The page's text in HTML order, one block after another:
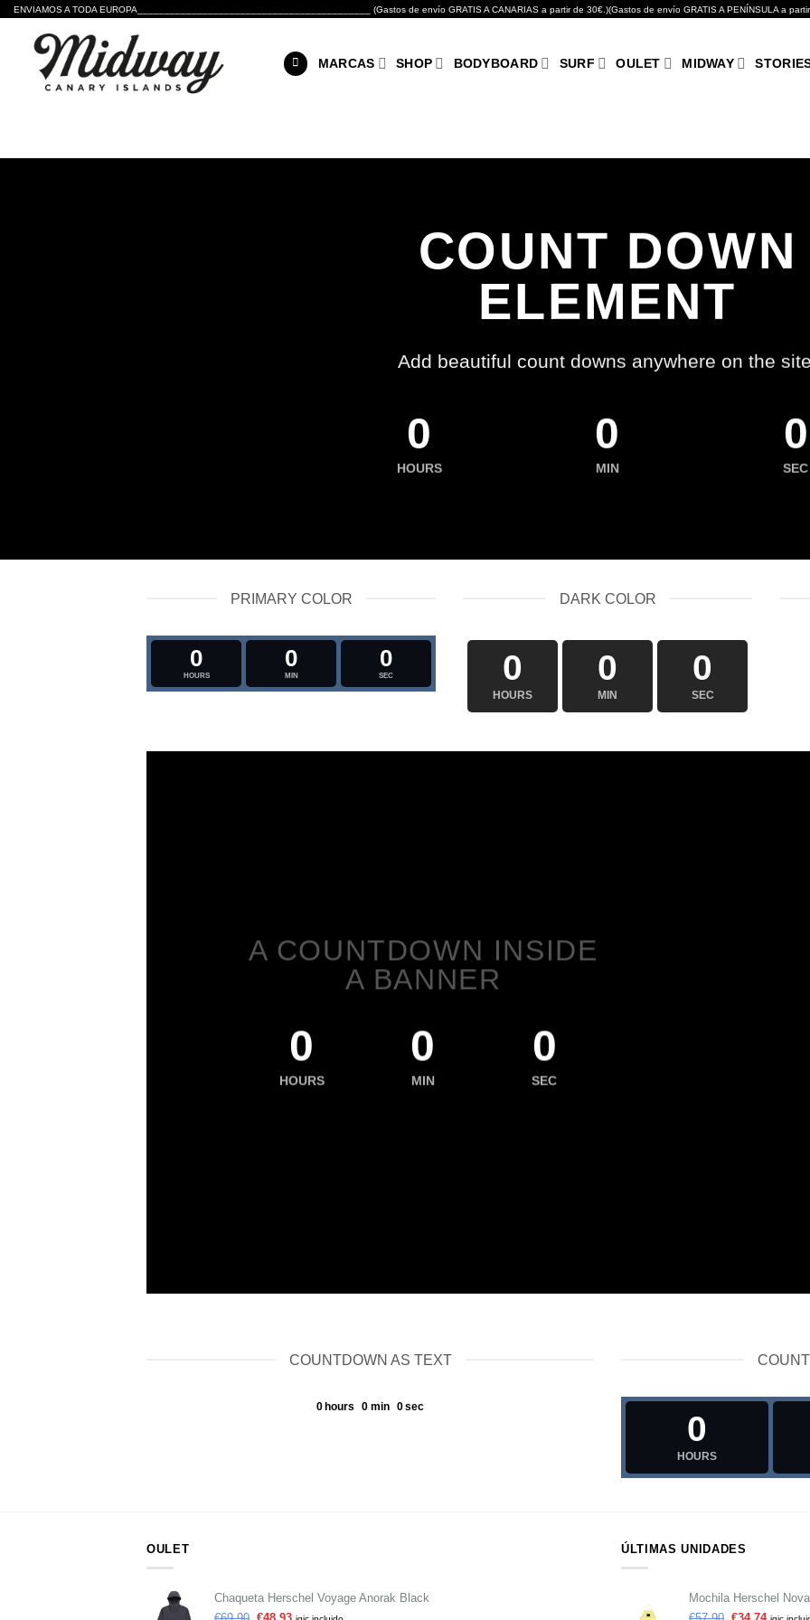
Skip
content
ENVIAMOS A TODA EUROPA___________________________________________ (Gastos de envío GRATIS A CANARIAS a partir de 30€.)(Gastos de envío GRATIS A PENÍNSULA a
MARCAS SHOP BODYBOARD SURF OULET MIDWAY
COUNT DOWN
ELEMENT
Add beautiful count downs anywhere on the
0
HOURS
0
MIN
0
SEC
PRIMARY COLOR
0
HOURS
0
MIN
0
SEC
DARK COLOR
0
HOURS
0
MIN
0
SEC
A COUNTDOWN INSIDE
A BANNER
0
HOURS
0
MIN
0
SEC
COUNTDOWN AS TEXT
0hours 0 min 0sec
0
HOURS
OULET
Chaqueta Herschel Voyage Anorak Black
ÚLTIMAS UNIDADES
Mochila Herschel